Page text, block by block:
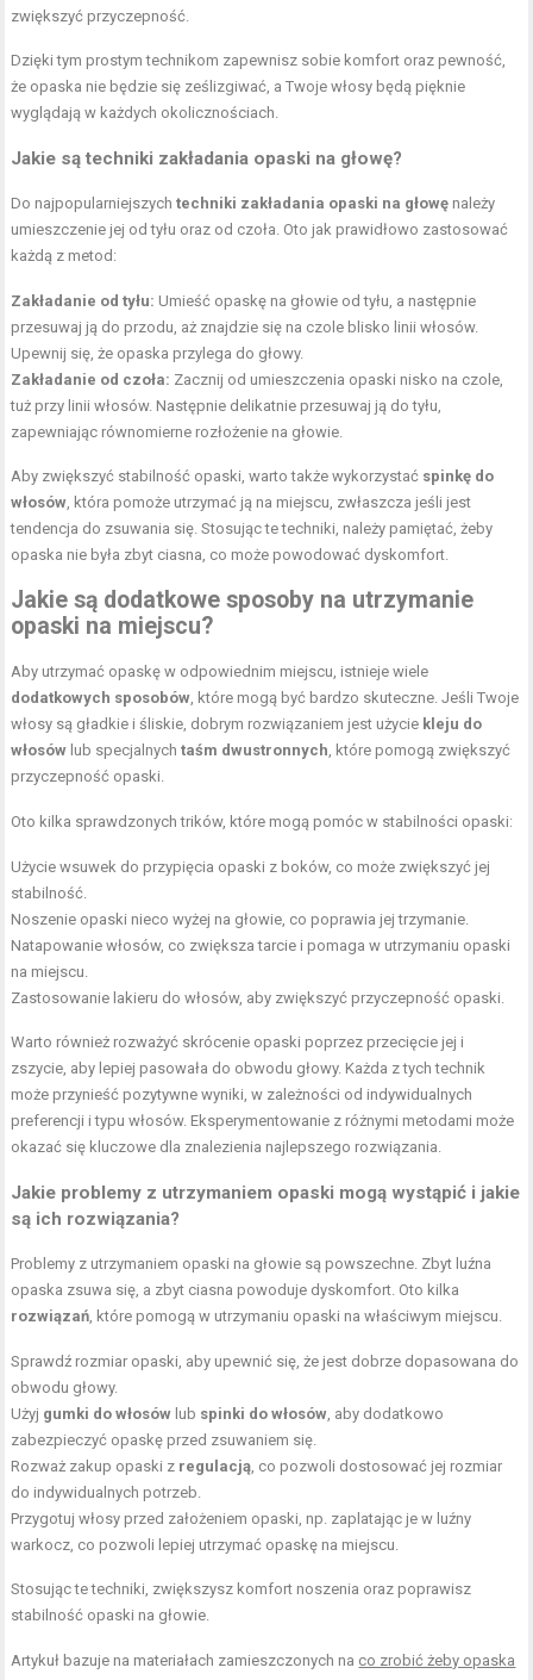
zwiększyć przyczepność.
Dzięki tym prostym technikom zapewnisz sobie komfort oraz pewność,
że opaska nie będzie się ześlizgiwać, a Twoje włosy będą pięknie
wyglądają w każdych okolicznościach.
Jakie są techniki zakładania opaski na głowę?
Do najpopularniejszychtechniki zakładania opaski na głowę należy
umieszczenie jej od tyłu oraz od czoła. Oto jak prawidłowo zastosować
każdą z metod:
Zakładanie od tyłu: Umieść opaskę na głowie od tyłu, a następnie
przesuwaj ją do przodu, aż znajdzie się na czole blisko linii włosów.
Upewnij się, że opaska przylega do głowy.
Zakładanie od czoła: Zacznij od umieszczenia opaski nisko na czole,
tuż przy linii włosów. Następnie delikatnie przesuwaj ją do tyłu,
zapewniając równomierne rozłożenie na głowie.
Aby zwiększyć stabilność opaski, warto także wykorzystać spinkę do
włosów , która pomoże utrzymać ją na miejscu, zwłaszcza jeśli jest
tendencja do zsuwania się. Stosując te techniki, należy pamiętać, żeby
opaska nie była zbyt ciasna, co może powodować dyskomfort.
Jakie są dodatkowe sposoby na utrzymanie
opaski na miejscu?
Aby utrzymać opaskę w odpowiednim miejscu, istnieje wiele
dodatkowych sposobów , które mogą być bardzo skuteczne. Jeśli Twoje
włosy są gładkie i śliskie, dobrym rozwiązaniem jest użycie kleju do
włosów lub specjalnychtaśm dwustronnych , które pomogą zwiększyć
przyczepność opaski.
Oto kilka sprawdzonych trików, które mogą pomóc w stabilności opaski:
Użycie wsuwek do przypięcia opaski z boków, co może zwiększyć jej
stabilność.
Noszenie opaski nieco wyżej na głowie, co poprawia jej trzymanie.
Natapowanie włosów, co zwiększa tarcie i pomaga w utrzymaniu opaski
na miejscu.
Zastosowanie lakieru do włosów, aby zwiększyć przyczepność opaski.
Warto również rozważyć skrócenie opaski poprzez przecięcie jej i
zszycie, aby lepiej pasowała do obwodu głowy. Każda z tych technik
może przynieść pozytywne wyniki, w zależności od indywidualnych
preferencji i typu włosów. Eksperymentowanie z różnymi metodami może
okazać się kluczowe dla znalezienia najlepszego rozwiązania.
Jakie problemy z utrzymaniem opaski mogą wystąpić i jakie
są ich rozwiązania?
Problemy z utrzymaniem opaski na głowie są powszechne. Zbyt luźna
opaska zsuwa się, a zbyt ciasna powoduje dyskomfort. Oto kilka
rozwiązań , które pomogą w utrzymaniu opaski na właściwym miejscu.
Sprawdź rozmiar opaski, aby upewnić się, że jest dobrze dopasowana do
obwodu głowy.
Użyj gumki do włosów lub spinki do włosów , aby dodatkowo
zabezpieczyć opaskę przed zsuwaniem się.
Rozważ zakup opaski z regulacją , co pozwoli dostosować jej rozmiar
do indywidualnych potrzeb.
Przygotuj włosy przed założeniem opaski, np. zaplatając je w luźny
warkocz, co pozwoli lepiej utrzymać opaskę na miejscu.
Stosując te techniki, zwiększysz komfort noszenia oraz poprawisz
stabilność opaski na głowie.
Artykuł bazuje na materiałach zamieszczonych na co zrobić żeby opaska